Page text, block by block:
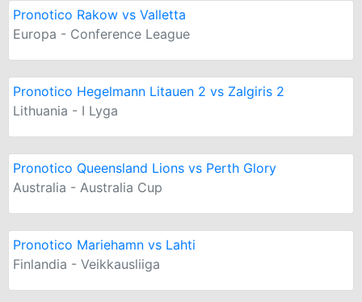
Pronotico Rakow vs Valletta
Europa - Conference League
Pronotico Hegelmann Litauen 2 vs Zalgiris 2
Lithuania - I Lyga
Pronotico Queensland Lions vs Perth Glory
Australia - Australia Cup
Pronotico Mariehamn vs Lahti
Finlandia - Veikkausliiga